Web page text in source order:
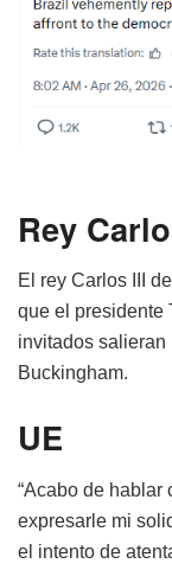
Rey
El rey Carlos III
que el presidente
invitados
Buckingham.
UE
“Acabo de hablar
expresarle mi
el intento de